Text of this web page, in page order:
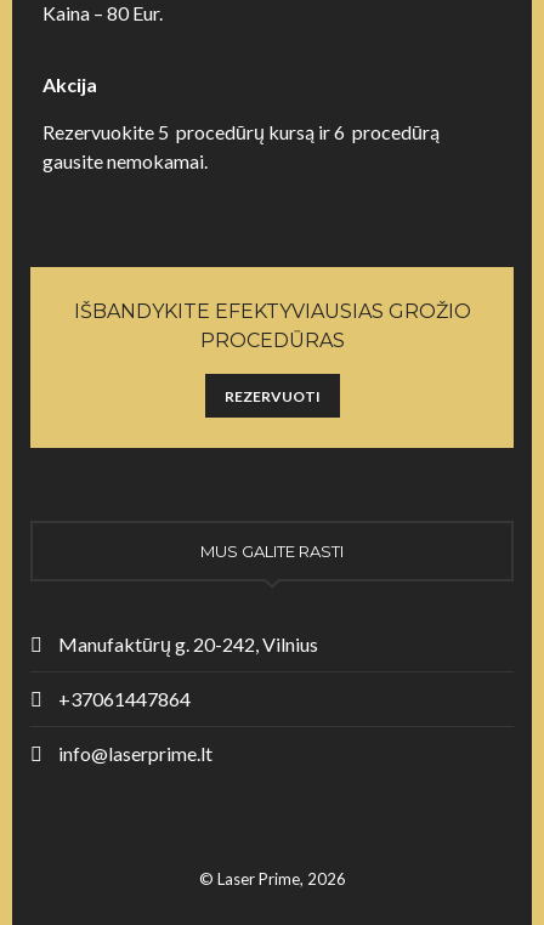
Kaina – 80 Eur.
Akcija
Rezervuokite 5 procedūrų kursą ir 6 procedūrą
gausite nemokamai.
IŠBANDYKITE EFEKTYVIAUSIAS GROŽIO
PROCEDŪRAS
REZERVUOTI
MUS GALITE RASTI
Manufaktūrų g. 20-242, Vilnius
+37061447864
info@laserprime.lt
© Laser Prime, 2026